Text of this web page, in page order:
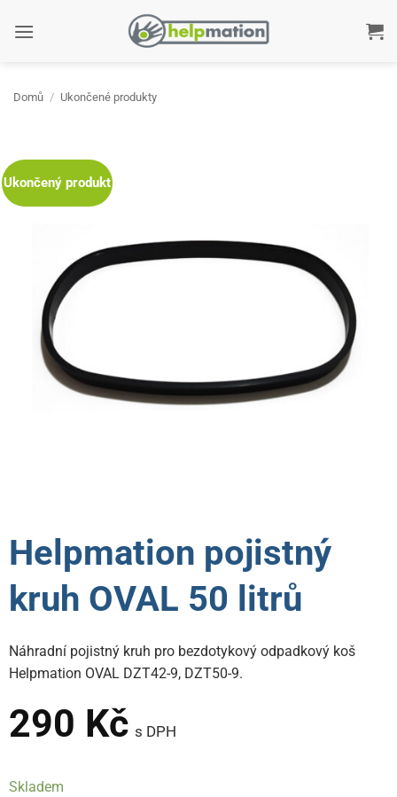
Domů / Ukončené produkty
Ukončený produkt
Helpmation pojistný
kruh OVAL 50 litrů
Náhradní pojistný kruh pro bezdotykový odpadkový koš
Helpmation OVAL DZT42-9, DZT50-9.
290 Kč s DPH
Skladem